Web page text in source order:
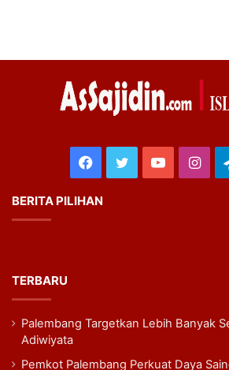
Facebook
TwitterYouTube
BERITA PILIHAN
TERBARU
Palembang Targetkan Lebih Banyak
Adiwiyata
Pemkot Palembang Perkuat Daya